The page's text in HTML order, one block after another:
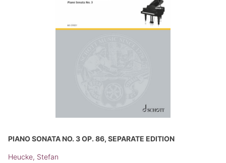
PIANO SONATA NO. 3 OP. 86, SEPARATE EDITION
Heucke, Stefan